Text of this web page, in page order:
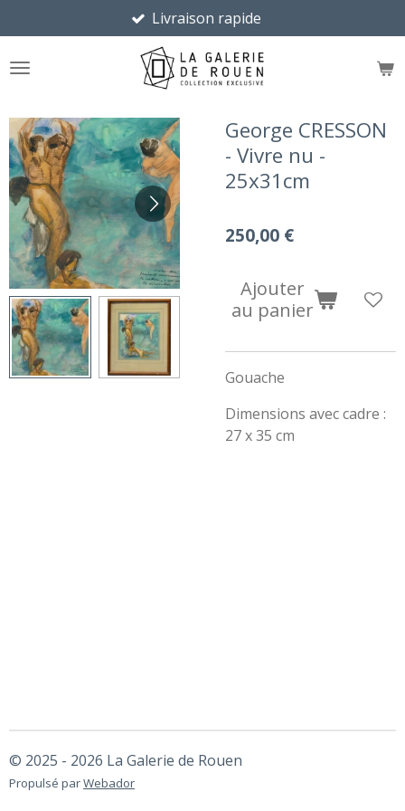
au
contenu
Livraison rapide
George CRESSON
- Vivre nu -
25x31cm
250,00 €
Ajouter
au panier
Gouache
Dimensions avec cadre :
27 x 35 cm
© 2025 - 2026 La Galerie de Rouen
Propulsé parWebador